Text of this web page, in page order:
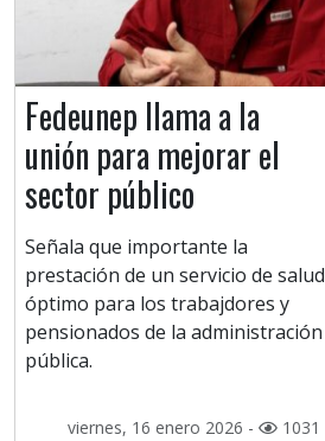
Fedeunep llama a la
unión para mejorar el
sector público
Señala que importante la
prestación de un servicio de salud
óptimo para los trabajdores y
pensionados de la administración
pública.
viernes, 16 enero 2026 - 1031